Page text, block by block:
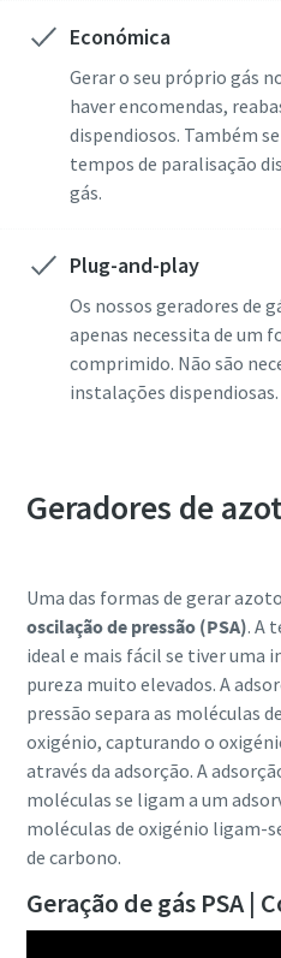
10 passos para uma
precisa de saber
Descubra mais
Económica
Gerar o seu próprio gás
haver encomendas,
dispendiosos. Também
tempos de paralisação
gás.
Plug-and-play
Os nossos geradores de
apenas necessita de um
comprimido. Não são
instalações dispendiosas.
Geradores de
Uma das formas de gerar
oscilação de pressão (PSA). A
ideal e mais fácil se tiver uma
pureza muito elevados. A
pressão separa as moléculas
oxigénio, capturando o
através da adsorção. A
moléculas se ligam a um
moléculas de oxigénio ligam-
de carbono.
Geração de gás PSA |